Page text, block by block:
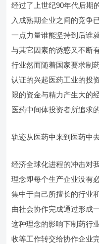
经过了上世纪90年代后期
入成熟期企业之间的竞争
一点力量谁能坚持到后谁
与其它因素的诱惑又不断
行业然而随着国家要求制
认证的兴起医药工业的投
限的资金与精力产生大的
医药中间体投资者所追求
轨迹从医药中来到医药中
经济全球化进程的冲击对
理念即每个生产企业没有
集中于自己所擅长的行业
由社会协作完成通过形成
这种理念的影响下制药行
收等工作转交给协作企业